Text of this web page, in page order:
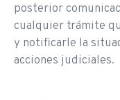
posterior
cualquier trámite
y notificarle la
acciones judiciales.